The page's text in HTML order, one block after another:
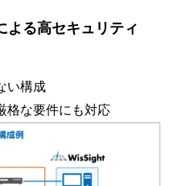
よる高セキュリティ
い構成
な要件にも対応